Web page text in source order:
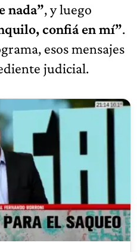
nada”, y luego
confiá en mí”.
esos mensajes
judicial.